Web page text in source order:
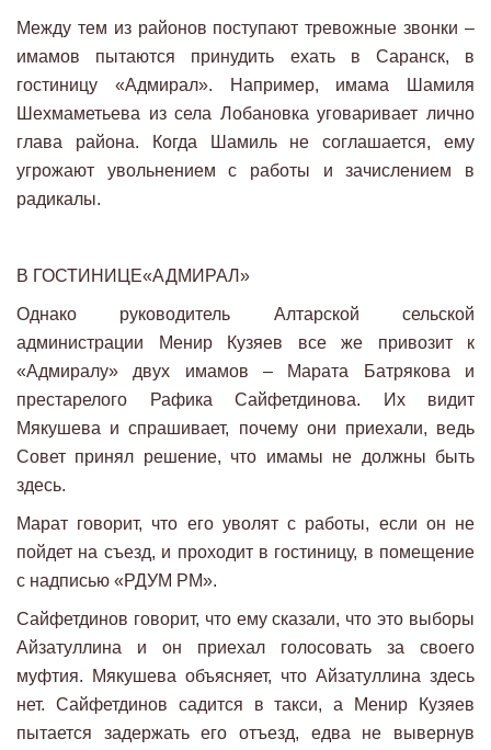
Между тем из районов поступают тревожные звонки –
имамов пытаются принудить ехать в Саранск, в
гостиницу «Адмирал». Например, имама Шамиля
Шехмаметьева из села Лобановка уговаривает лично
глава района. Когда Шамиль не соглашается, ему
угрожают увольнением с работы и зачислением в
радикалы.
В ГОСТИНИЦЕ«АДМИРАЛ»
Однако руководитель Алтарской сельской
администрации Менир Кузяев все же привозит к
«Адмиралу» двух имамов – Марата Батрякова и
престарелого Рафика Сайфетдинова. Их видит
Мякушева и спрашивает, почему они приехали, ведь
Совет принял решение, что имамы не должны быть
здесь.
Марат говорит, что его уволят с работы, если он не
пойдет на съезд, и проходит в гостиницу, в помещение
с надписью «РДУМ РМ».
Сайфетдинов говорит, что ему сказали, что это выборы
Айзатуллина и он приехал голосовать за своего
муфтия. Мякушева объясняет, что Айзатуллина здесь
нет. Сайфетдинов садится в такси, а Менир Кузяев
пытается задержать его отъезд, едва не вывернув